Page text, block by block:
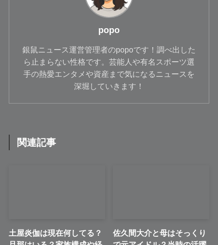
popo
銀鼠ニュース運営管理者のpopoです！調べ出した
ら止まらない性格です。芸能人や有名スポーツ選
手の熱愛エンタメや資産まで気になるニュースを
深堀していきます！
関連記事
土屋炎伽は現在何してる？
佐久間大介と母はそっくり